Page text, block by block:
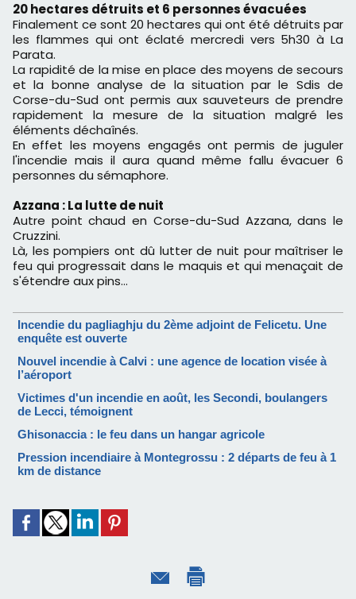
20 hectares détruits et 6 personnes évacuées
Finalement ce sont 20 hectares qui ont été détruits par
les flammes qui ont éclaté mercredi vers 5h30 à La
Parata.
La rapidité de la mise en place des moyens de secours
et la bonne analyse de la situation par le Sdis de
Corse-du-Sud ont permis aux sauveteurs de prendre
rapidement la mesure de la situation malgré les
éléments déchaînés.
En effet les moyens engagés ont permis de juguler
l'incendie mais il aura quand même fallu évacuer 6
personnes du sémaphore.
Azzana : La lutte de nuit
Autre point chaud en Corse-du-Sud Azzana, dans le
Cruzzini.
Là, les pompiers ont dû lutter de nuit pour maîtriser le
feu qui progressait dans le maquis et qui menaçait de
s'étendre aux pins…
Incendie du pagliaghju du 2ème adjoint de Felicetu. Une
enquête est ouverte
Nouvel incendie à Calvi : une agence de location visée à
l’aéroport
Victimes d'un incendie en août, les Secondi, boulangers
de Lecci, témoignent
Ghisonaccia : le feu dans un hangar agricole
Pression incendiaire à Montegrossu : 2 départs de feu à 1
km de distance